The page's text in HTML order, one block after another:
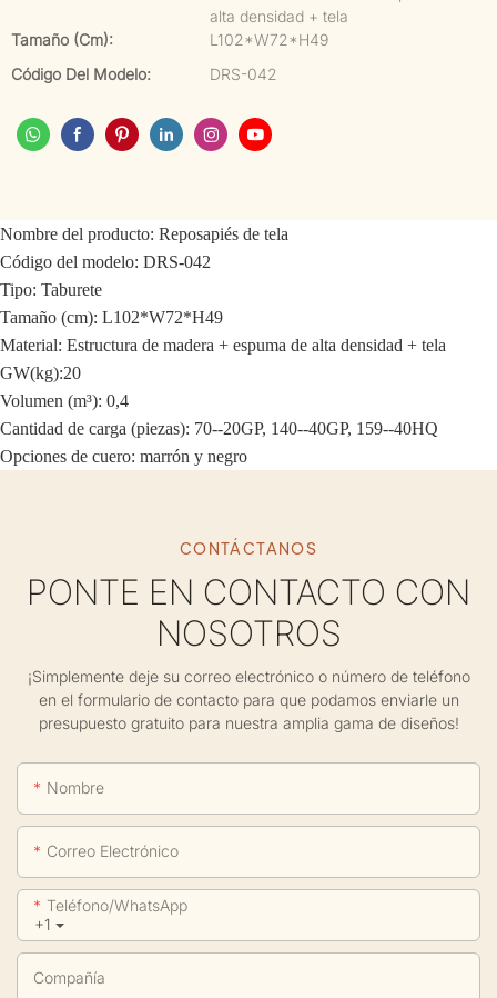
alta densidad + tela
Tamaño (cm):
L102*W72*H49
Código Del Modelo:
DRS-042
Nombre del producto: Reposapiés de tela
Código del modelo: DRS-042
Tipo: Taburete
Tamaño (cm): L102*W72*H49
Material: Estructura de madera + espuma de alta densidad + tela
GW(kg):20
Volumen (m³): 0,4
Cantidad de carga (piezas): 70--20GP, 140--40GP, 159--40HQ
Opciones de cuero: marrón y negro
CONTÁCTANOS
PONTE EN CONTACTO CON
NOSOTROS
¡Simplemente deje su correo electrónico o número de teléfono
en el formulario de contacto para que podamos enviarle un
presupuesto gratuito para nuestra amplia gama de diseños!
Nombre
Correo Electrónico
+1
Teléfono/WhatsApp
Compañía